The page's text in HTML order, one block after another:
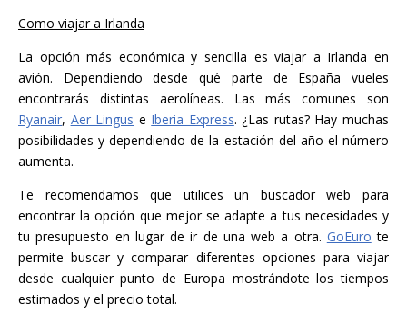
Como viajar a Irlanda
La opción más económica y sencilla es viajar a Irlanda en
avión. Dependiendo desde qué parte de España vueles
encontrarás distintas aerolíneas. Las más comunes son
Ryanair, Aer Lingus e Iberia Express. ¿Las rutas? Hay muchas
posibilidades y dependiendo de la estación del año el número
aumenta.
Te recomendamos que utilices un buscador web para
encontrar la opción que mejor se adapte a tus necesidades y
tu presupuesto en lugar de ir de una web a otra. GoEuro te
permite buscar y comparar diferentes opciones para viajar
desde cualquier punto de Europa mostrándote los tiempos
estimados y el precio total.